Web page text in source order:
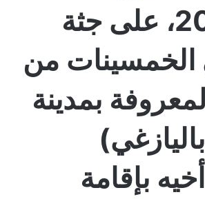
يناير 2021، على جثة
من
بمدينة
بإقامة